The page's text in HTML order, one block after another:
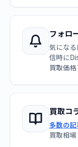
フォロ
気にな
信時に
買取価
買取コ
多数の記
買取相